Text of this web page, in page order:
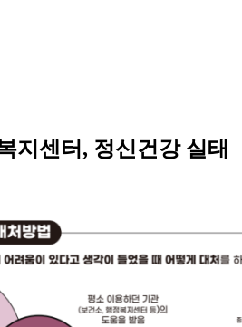
지센터, 정신건강 실태